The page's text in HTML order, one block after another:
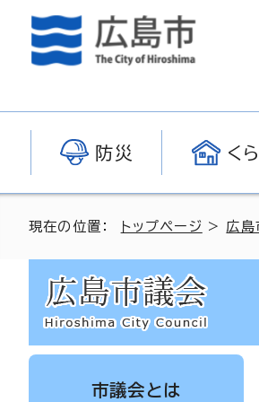
防災 く
現在の位置： トップページ > 広島
市議会とは